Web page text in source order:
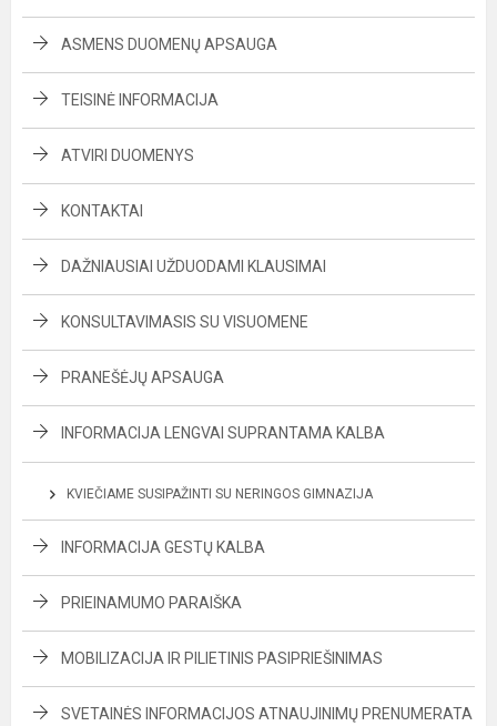
ASMENS DUOMENŲ APSAUGA
TEISINĖ INFORMACIJA
ATVIRI DUOMENYS
KONTAKTAI
DAŽNIAUSIAI UŽDUODAMI KLAUSIMAI
KONSULTAVIMASIS SU VISUOMENE
PRANEŠĖJŲ APSAUGA
INFORMACIJA LENGVAI SUPRANTAMA KALBA
KVIEČIAME SUSIPAŽINTI SU NERINGOS GIMNAZIJA
INFORMACIJA GESTŲ KALBA
PRIEINAMUMO PARAIŠKA
MOBILIZACIJA IR PILIETINIS PASIPRIEŠINIMAS
SVETAINĖS INFORMACIJOS ATNAUJINIMŲ PRENUMERATA